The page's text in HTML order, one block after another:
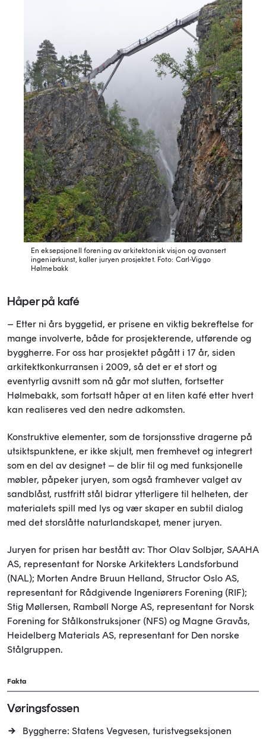
En eksepsjonell forening av arkitektonisk visjon og avansert
ingeniørkunst, kaller juryen prosjektet. Foto: Carl-Viggo
Hølmebakk
Håper på kafé
– Etter ni års byggetid, er prisene en viktig bekreftelse for
mange involverte, både for prosjekterende, utførende og
byggherre. For oss har prosjektet pågått i 17 år, siden
arkitektkonkurransen i 2009, så det er et stort og
eventyrlig avsnitt som nå går mot slutten, fortsetter
Hølmebakk, som fortsatt håper at en liten kafé etter hvert
kan realiseres ved den nedre adkomsten.
Konstruktive elementer, som de torsjonsstive dragerne på
utsiktspunktene, er ikke skjult, men fremhevet og integrert
som en del av designet – de blir til og med funksjonelle
møbler, påpeker juryen, som også framhever valget av
sandblåst, rustfritt stål bidrar ytterligere til helheten, der
materialets spill med lys og vær skaper en subtil dialog
med det storslåtte naturlandskapet, mener juryen.
Juryen for prisen har bestått av: Thor Olav Solbjør, SAAHA
AS, representant for Norske Arkitekters Landsforbund
(NAL); Morten Andre Bruun Helland, Structor Oslo AS,
representant for Rådgivende Ingeniørers Forening (RIF);
Stig Møllersen, Rambøll Norge AS, representant for Norsk
Forening for Stålkonstruksjoner (NFS) og Magne Gravås,
Heidelberg Materials AS, representant for Den norske
Stålgruppen.
Fakta
Vøringsfossen
Byggherre: Statens Vegvesen, turistvegseksjonen